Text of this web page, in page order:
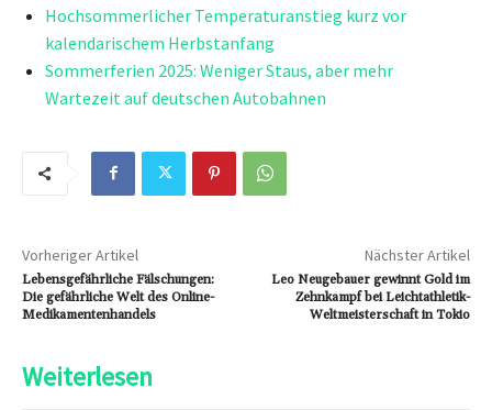
Hochsommerlicher Temperaturanstieg kurz vor
kalendarischem Herbstanfang
Sommerferien 2025: Weniger Staus, aber mehr
Wartezeit auf deutschen Autobahnen
Vorheriger Artikel
Lebensgefährliche Fälschungen:
Die gefährliche Welt des Online-
Medikamentenhandels
Nächster Artikel
Leo Neugebauer gewinnt Gold im
Zehnkampf bei Leichtathletik-
Weltmeisterschaft in Tokio
Weiterlesen